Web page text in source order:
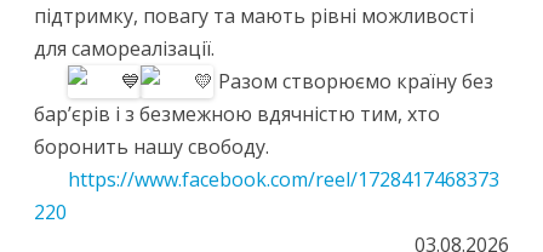
підтримку, повагу та мають рівні можливості
для самореалізації.
Разом створюємо країну без
бар’єрів і з безмежною вдячністю тим, хто
боронить нашу свободу.
https://www.facebook.com/reel/1728417468373
220
03.08.2026